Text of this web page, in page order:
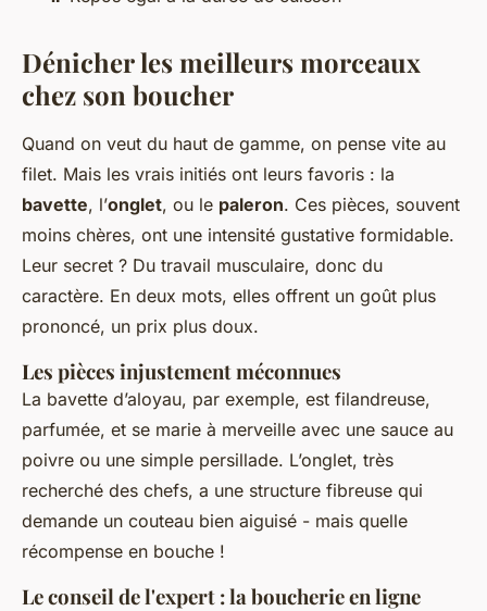
Dénicher les meilleurs morceaux
chez son boucher
Quand on veut du haut de gamme, on pense vite au
filet. Mais les vrais initiés ont leurs favoris : la
bavette, l’onglet, ou le paleron. Ces pièces, souvent
moins chères, ont une intensité gustative formidable.
Leur secret ? Du travail musculaire, donc du
caractère. En deux mots, elles offrent un goût plus
prononcé, un prix plus doux.
Les pièces injustement méconnues
La bavette d’aloyau, par exemple, est filandreuse,
parfumée, et se marie à merveille avec une sauce au
poivre ou une simple persillade. L’onglet, très
recherché des chefs, a une structure fibreuse qui
demande un couteau bien aiguisé - mais quelle
récompense en bouche !
Le conseil de l'expert : la boucherie en ligne